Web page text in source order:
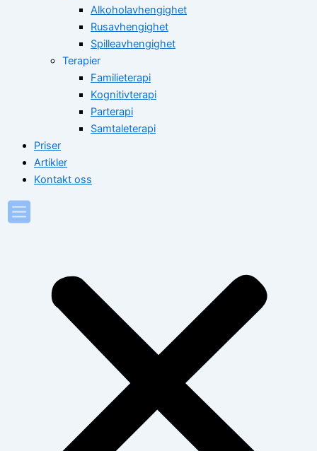
Alkoholavhengighet
Rusavhengighet
Spilleavhengighet
Terapier
Familieterapi
Kognitivterapi
Parterapi
Samtaleterapi
Priser
Artikler
Kontakt oss